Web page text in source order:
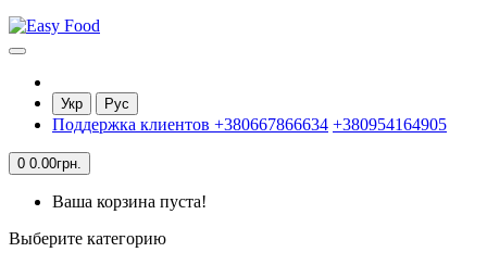
Укр Рус
Поддержка клиентов +380667866634 +380954164905
0 0.00грн.
Ваша корзина пуста!
Выберите категорию